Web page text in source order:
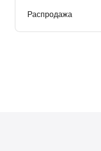
Распродажа